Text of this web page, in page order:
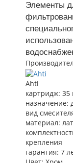
Элементы
Ahti
картридж:35
назначение:
вид
материал:
крепления
гарантия:7